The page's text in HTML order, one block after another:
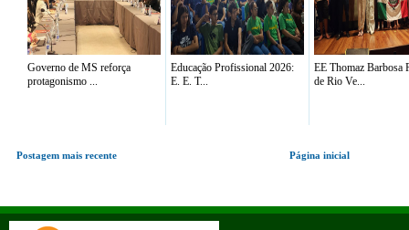
Governo de MS reforça
protagonismo ...
Educação Profissional 2026:
E. E. T...
EE Thomaz Barbosa
de Rio Ve...
Postagem mais recente Página inicial